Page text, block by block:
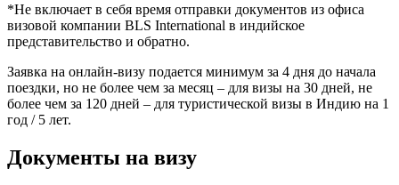
*Не включает в себя время отправки документов из офиса
визовой компании BLS International в индийское
представительство и обратно.
Заявка на онлайн-визу подается минимум за 4 дня до начала
поездки, но не более чем за месяц – для визы на 30 дней, не
более чем за 120 дней – для туристической визы в Индию на 1
год / 5 лет.
Документы на визу